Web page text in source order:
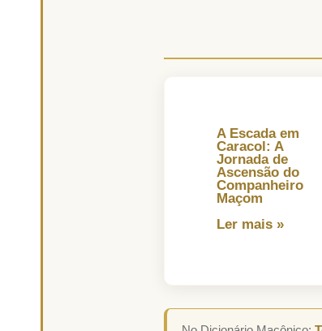
A Escada em
Caracol: A
Jornada de
Ascensão do
Companheiro
Maçom
Ler mais »